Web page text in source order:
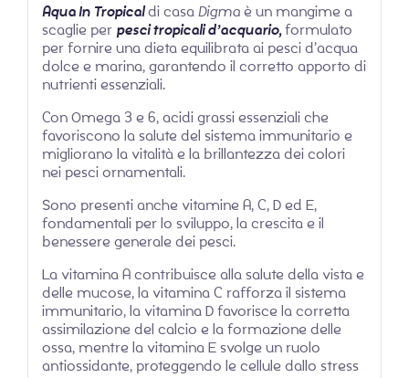
Aqua In Tropicaldi casaDigmaè un mangime a
scaglie per pesci tropicali d’acquario,formulato
per fornire una dieta equilibrata ai pesci d’acqua
dolce e marina, garantendo il corretto apporto di
nutrienti essenziali.
Con Omega 3 e 6, acidi grassi essenziali che
favoriscono la salute del sistema immunitario e
migliorano la vitalità e la brillantezza dei colori
nei pesci ornamentali.
Sono presenti anche vitamine A, C, D ed E,
fondamentali per lo sviluppo, la crescita e il
benessere generale dei pesci.
La vitamina A contribuisce alla salute della vista e
delle mucose, la vitamina C rafforza il sistema
immunitario, la vitamina D favorisce la corretta
assimilazione del calcio e la formazione delle
ossa, mentre la vitamina E svolge un ruolo
antiossidante, proteggendo le cellule dallo stress